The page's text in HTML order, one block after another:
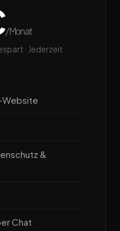
/Monat
· Jederzeit
&
Chat